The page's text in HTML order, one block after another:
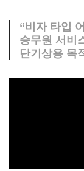
“비자 타입
승무원 서비
단기상용 목